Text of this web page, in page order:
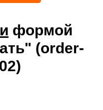
формой
(order-